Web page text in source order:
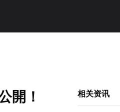
開！ 相关资讯